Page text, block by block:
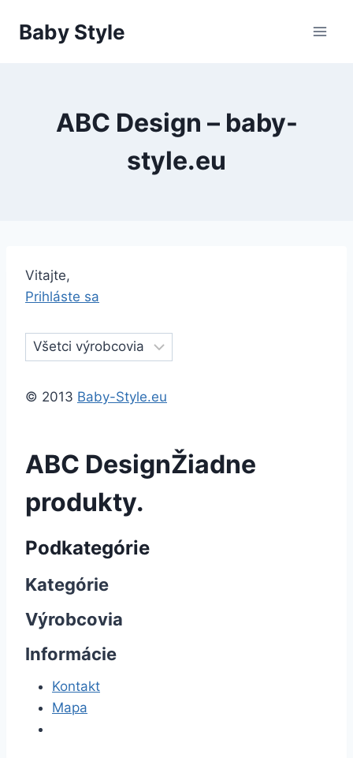
Baby Style
ABC Design – baby-
style.eu
Vitajte,
Prihláste sa
© 2013 Baby-Style.eu
ABC DesignŽiadne
produkty.
Podkategórie
Kategórie
Výrobcovia
Informácie
Kontakt
Mapa